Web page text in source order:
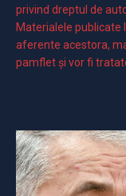
privind dreptul de
Materialele publicate
aferente acestora,
pamflet și vor fi